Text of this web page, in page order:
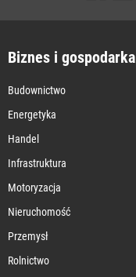
Biznes i gospodarka
Budownictwo
Energetyka
Handel
Infrastruktura
Motoryzacja
Nieruchomość
Przemysł
Rolnictwo